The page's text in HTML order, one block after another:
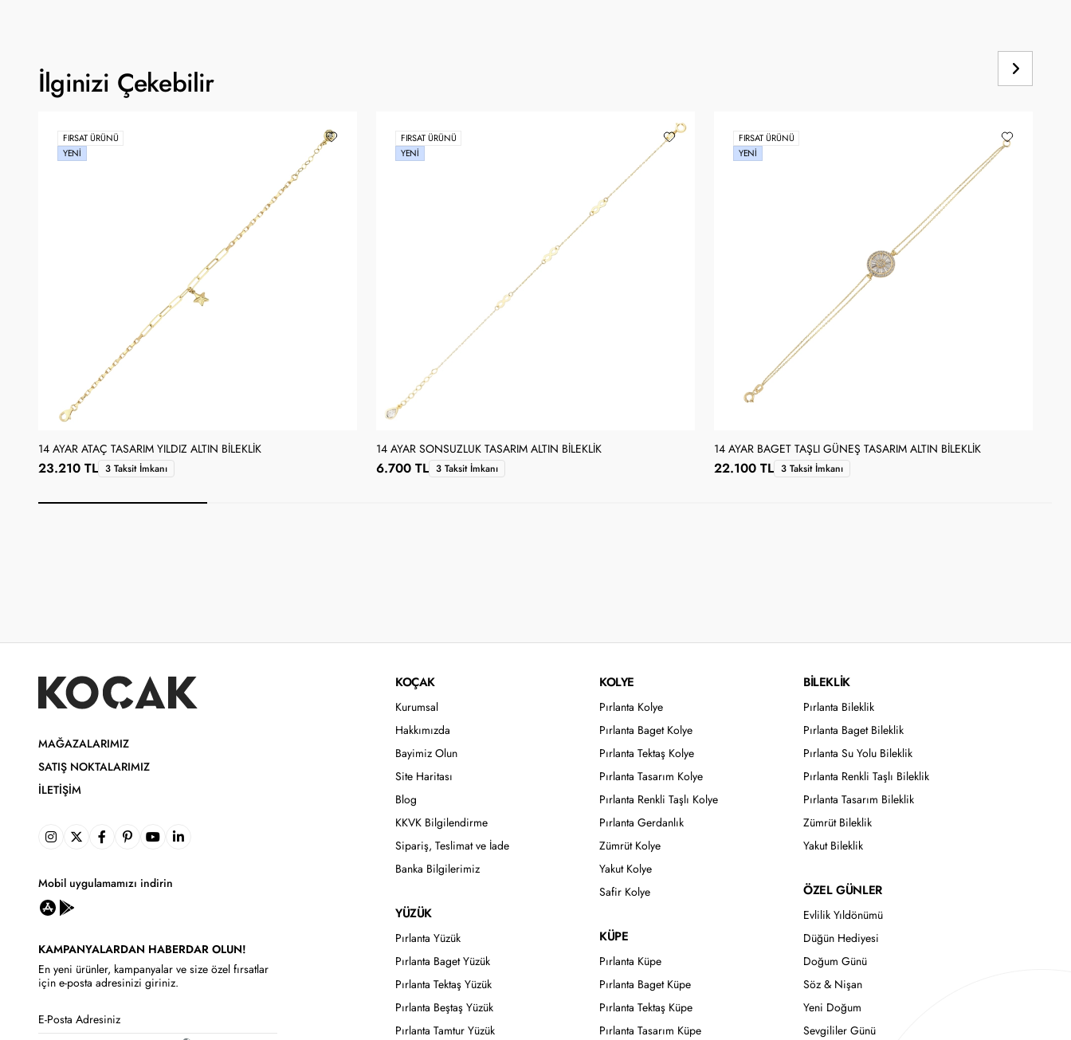
İlginizi Çekebilir
FIRSAT ÜRÜNÜ
YENI
14 AYAR ATAÇ TASARIM YILDIZ ALTIN BILEKLIK
23.210 TL 3 Taksit İmkanı
FIRSAT ÜRÜNÜ
YENI
14 AYAR SONSUZLUK TASARIM ALTIN BILEKLIK
6.700 TL 3 Taksit İmkanı
FIRSAT ÜRÜNÜ
YENI
14 AYAR BAGET TAŞLI GÜNEŞ TASARIM ALTIN BILEKLIK
22.100 TL 3 Taksit İmkanı
MAĞAZALARIMIZ
SATIŞ NOKTALARIMIZ
İLETIŞIM
Mobil uygulamamızı indirin
KAMPANYALARDAN HABERDAR OLUN!
En yeni ürünler, kampanyalar ve size özel fırsatlar
için e-posta adresinizi giriniz.
KOÇAK
Kurumsal
Hakkımızda
Bayimiz Olun
Site Haritası
Blog
KKVK Bilgilendirme
Sipariş, Teslimat ve İade
Banka Bilgilerimiz
YÜZÜK
Pırlanta Yüzük
Pırlanta Baget Yüzük
Pırlanta Tektaş Yüzük
Pırlanta Beştaş Yüzük
Pırlanta Tamtur Yüzük
KOLYE
Pırlanta Kolye
Pırlanta Baget Kolye
Pırlanta Tektaş Kolye
Pırlanta Tasarım Kolye
Pırlanta Renkli Taşlı Kolye
Pırlanta Gerdanlık
Zümrüt Kolye
Yakut Kolye
Safir Kolye
KÜPE
Pırlanta Küpe
Pırlanta Baget Küpe
Pırlanta Tektaş Küpe
Pırlanta Tasarım Küpe
BİLEKLİK
Pırlanta Bileklik
Pırlanta Baget Bileklik
Pırlanta Su Yolu Bileklik
Pırlanta Renkli Taşlı Bileklik
Pırlanta Tasarım Bileklik
Zümrüt Bileklik
Yakut Bileklik
ÖZEL GÜNLER
Evlilik Yıldönümü
Düğün Hediyesi
Doğum Günü
Söz & Nişan
Yeni Doğum
Sevgililer Günü